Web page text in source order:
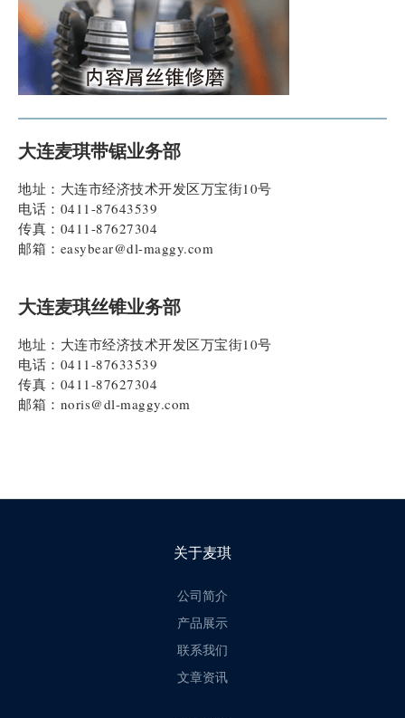
大连麦琪带锯业务部
地址：大连市经济技术开发区万宝街10号
电话：0411-87643539
传真：0411-87627304
邮箱：easybear@dl-maggy.com
大连麦琪丝锥业务部
地址：大连市经济技术开发区万宝街10号
电话：0411-87633539
传真：0411-87627304
邮箱：noris@dl-maggy.com
关于麦琪
公司简介
产品展示
联系我们
文章资讯